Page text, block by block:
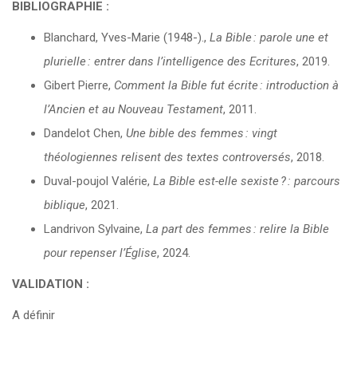
BIBLIOGRAPHIE :
Blanchard, Yves-Marie (1948-)., La Bible : parole une et
plurielle : entrer dans l’intelligence des Ecritures, 2019.
Gibert Pierre, Comment la Bible fut écrite : introduction à
l’Ancien et au Nouveau Testament, 2011.
Dandelot Chen, Une bible des femmes : vingt
théologiennes relisent des textes controversés, 2018.
Duval-poujol Valérie, La Bible est-elle sexiste ? : parcours
biblique, 2021.
Landrivon Sylvaine, La part des femmes : relire la Bible
pour repenser l’Église, 2024.
VALIDATION :
A définir